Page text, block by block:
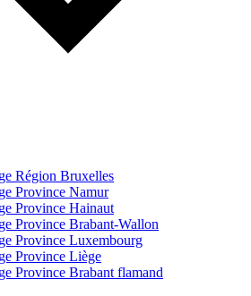
Région Bruxelles
Province Namur
Province Hainaut
Province Brabant-Wallon
Province Luxembourg
Province Liège
Province Brabant flamand